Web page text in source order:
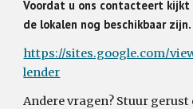
Voordat u ons contacteert kijkt
de lokalen nog beschikbaar zijn.
https://sites.google.com/
lender
Andere vragen? Stuur gerust